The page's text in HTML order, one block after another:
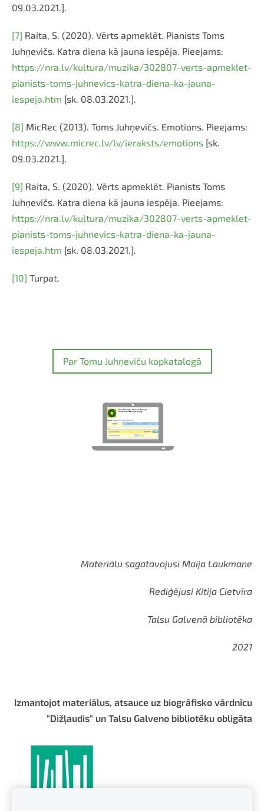
09.03.2021.].
[7] Raita, S. (2020). Vērts apmeklēt. Pianists Toms
Juhņevičs. Katra diena kā jauna iespēja. Pieejams:
https://nra.lv/kultura/muzika/302807-verts-apmeklet-
pianists-toms-juhnevics-katra-diena-ka-jauna-
iespeja.htm [sk. 08.03.2021.].
[8] MicRec (2013). Toms Juhņevičs. Emotions. Pieejams:
https://www.micrec.lv/lv/ieraksts/emotions [sk.
09.03.2021.].
[9] Raita, S. (2020). Vērts apmeklēt. Pianists Toms
Juhņevičs. Katra diena kā jauna iespēja. Pieejams:
https://nra.lv/kultura/muzika/302807-verts-apmeklet-
pianists-toms-juhnevics-katra-diena-ka-jauna-
iespeja.htm [sk. 08.03.2021.].
[10] Turpat.
Par Tomu Juhņeviču kopkatalogā
Materiālu sagatavojusi Maija Laukmane
Rediģējusi Kitija Cietvīra
Talsu Galvenā bibliotēka
2021
Izmantojot materiālus, atsauce uz biogrāfisko vārdnīcu
"Dižļaudis" un Talsu Galveno bibliotēku obligāta